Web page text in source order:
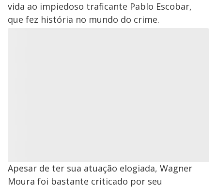
vida ao impiedoso traficante Pablo Escobar,
que fez história no mundo do crime.
Apesar de ter sua atuação elogiada, Wagner
Moura foi bastante criticado por seu